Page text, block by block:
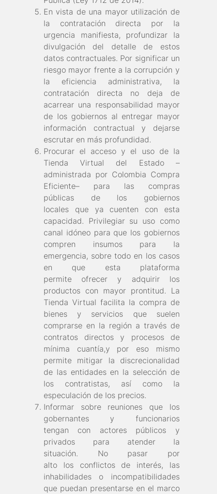
En vista de una mayor utilización de
la contratación directa por la
urgencia manifiesta, profundizar la
divulgación del detalle de estos
datos contractuales. Por significar un
riesgo mayor frente a la corrupción y
la eficiencia administrativa, la
contratación directa no deja de
acarrear una responsabilidad mayor
de los gobiernos al entregar mayor
información contractual y dejarse
escrutar en más profundidad.
Procurar el acceso y el uso de la
Tienda Virtual del Estado –
administrada por Colombia Compra
Eficiente– para las compras
públicas de los gobiernos
locales que ya cuenten con esta
capacidad. Privilegiar su uso como
canal idóneo para que los gobiernos
compren insumos para la
emergencia, sobre todo en los casos
en que esta plataforma
permite ofrecer y adquirir los
productos con mayor prontitud. La
Tienda Virtual facilita la compra de
bienes y servicios que suelen
comprarse en la región a través de
contratos directos y procesos de
mínima cuantía,y por eso mismo
permite mitigar la discrecionalidad
de las entidades en la selección de
los contratistas, así como la
especulación de los precios.
Informar sobre reuniones que los
gobernantes y funcionarios
tengan con actores públicos y
privados para atender la
situación. No pasar por
alto los conflictos de interés, las
inhabilidades o incompatibilidades
que puedan presentarse en el marco